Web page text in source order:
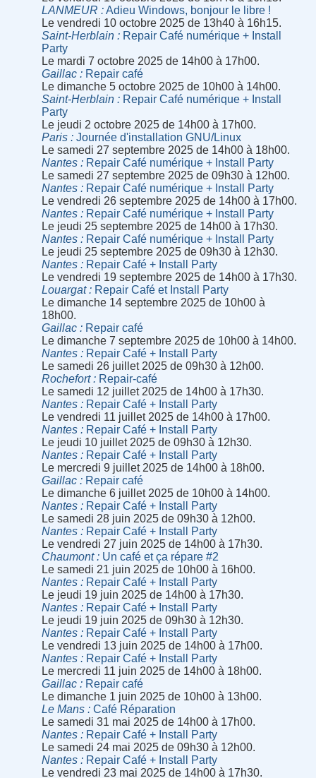
LANMEUR
Adieu Windows, bonjour le libre !
Le vendredi 10 octobre 2025 de 13h40 à 16h15.
Saint-Herblain
Repair Café numérique + Install
Party
Le mardi 7 octobre 2025 de 14h00 à 17h00.
Gaillac
Repair café
Le dimanche 5 octobre 2025 de 10h00 à 14h00.
Saint-Herblain
Repair Café numérique + Install
Party
Le jeudi 2 octobre 2025 de 14h00 à 17h00.
Paris
Journée d'installation GNU/Linux
Le samedi 27 septembre 2025 de 14h00 à 18h00.
Nantes
Repair Café numérique + Install Party
Le samedi 27 septembre 2025 de 09h30 à 12h00.
Nantes
Repair Café numérique + Install Party
Le vendredi 26 septembre 2025 de 14h00 à 17h00.
Nantes
Repair Café numérique + Install Party
Le jeudi 25 septembre 2025 de 14h00 à 17h30.
Nantes
Repair Café numérique + Install Party
Le jeudi 25 septembre 2025 de 09h30 à 12h30.
Nantes
Repair Café + Install Party
Le vendredi 19 septembre 2025 de 14h00 à 17h30.
Louargat
Repair Café et Install Party
Le dimanche 14 septembre 2025 de 10h00 à
18h00.
Gaillac
Repair café
Le dimanche 7 septembre 2025 de 10h00 à 14h00.
Nantes
Repair Café + Install Party
Le samedi 26 juillet 2025 de 09h30 à 12h00.
Rochefort
Repair-café
Le samedi 12 juillet 2025 de 14h00 à 17h30.
Nantes
Repair Café + Install Party
Le vendredi 11 juillet 2025 de 14h00 à 17h00.
Nantes
Repair Café + Install Party
Le jeudi 10 juillet 2025 de 09h30 à 12h30.
Nantes
Repair Café + Install Party
Le mercredi 9 juillet 2025 de 14h00 à 18h00.
Gaillac
Repair café
Le dimanche 6 juillet 2025 de 10h00 à 14h00.
Nantes
Repair Café + Install Party
Le samedi 28 juin 2025 de 09h30 à 12h00.
Nantes
Repair Café + Install Party
Le vendredi 27 juin 2025 de 14h00 à 17h30.
Chaumont
Un café et ça répare #2
Le samedi 21 juin 2025 de 10h00 à 16h00.
Nantes
Repair Café + Install Party
Le jeudi 19 juin 2025 de 14h00 à 17h30.
Nantes
Repair Café + Install Party
Le jeudi 19 juin 2025 de 09h30 à 12h30.
Nantes
Repair Café + Install Party
Le vendredi 13 juin 2025 de 14h00 à 17h00.
Nantes
Repair Café + Install Party
Le mercredi 11 juin 2025 de 14h00 à 18h00.
Gaillac
Repair café
Le dimanche 1 juin 2025 de 10h00 à 13h00.
Le Mans
Café Réparation
Le samedi 31 mai 2025 de 14h00 à 17h00.
Nantes
Repair Café + Install Party
Le samedi 24 mai 2025 de 09h30 à 12h00.
Nantes
Repair Café + Install Party
Le vendredi 23 mai 2025 de 14h00 à 17h30.